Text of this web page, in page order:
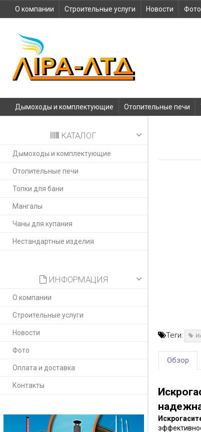
О компании Строительные услуги Новости Фото
Дымоходы и комплектующие Отопительные печи
КАТАЛОГ
Дымоходы и комплектующие
Отопительные печи
Топки для бани
Мангалы
Чаны для купания
Нестандартные изделия
ИНФОРМАЦИЯ
О компании
Строительные услуги
Новости
Фото
Оплата и доставка
Контакты
Теги:
Обзор